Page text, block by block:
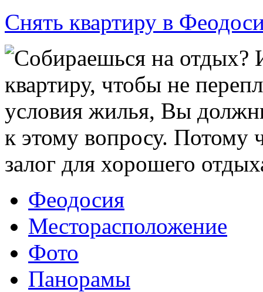
Снять квартиру в
Собираешься на отдых?
квартиру, чтобы не
условия жилья, Вы
к этому вопросу. Потому
залог для хорошего
Феодосия
Месторасположение
Фото
Панорамы